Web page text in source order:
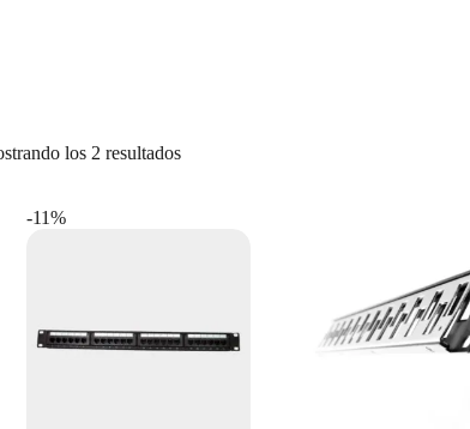
los 2 resultados
-11%